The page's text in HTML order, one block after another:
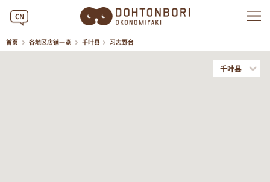
CN
首页 各地区店铺一览 千叶县 习志野台
千叶县